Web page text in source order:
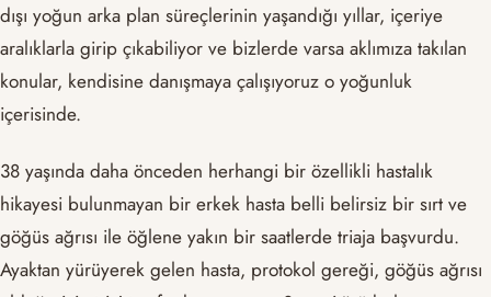
dışı yoğun arka plan süreçlerinin yaşandığı yıllar, içeriye
aralıklarla girip çıkabiliyor ve bizlerde varsa aklımıza takılan
konular, kendisine danışmaya çalışıyoruz o yoğunluk
içerisinde.
38 yaşında daha önceden herhangi bir özellikli hastalık
hikayesi bulunmayan bir erkek hasta belli belirsiz bir sırt ve
göğüs ağrısı ile öğlene yakın bir saatlerde triaja başvurdu.
Ayaktan yürüyerek gelen hasta, protokol gereği, göğüs ağrısı